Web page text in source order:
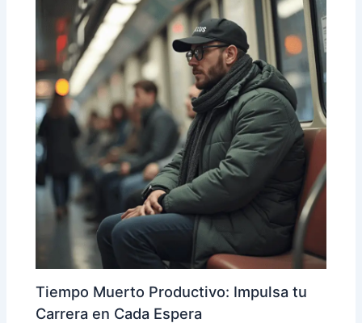
Tiempo Muerto Productivo: Impulsa tu
Carrera en Cada Espera